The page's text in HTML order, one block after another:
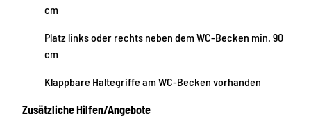
cm
Platz links oder rechts neben dem WC-Becken min. 90
cm
Klappbare Haltegriffe am WC-Becken vorhanden
Zusätzliche Hilfen/Angebote